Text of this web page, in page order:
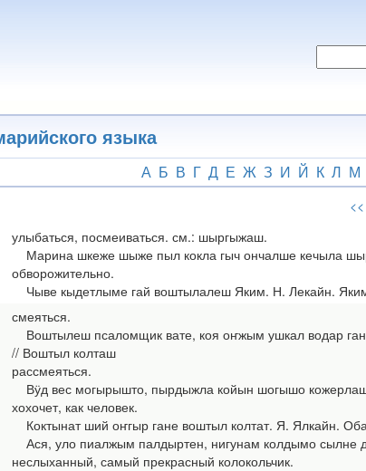
языка
А Б В Г Д Е Ж З И Й К Л М
<<
улыбаться, посмеиваться. см.: шыргыжаш.
Марина шкеже шыже пыл кокла гыч ончалше кечыла
обворожительно.
Чыве кыдетлыме гай воштылалеш Яким. Н. Лекайн. Яким
смеяться.
Воштылеш псаломщик вате, коя оҥжым ушкал водар
// Воштыл колташ
рассмеяться.
Вӱд вес могырышто, пырдыжла койын шогышо
хохочет, как человек.
Коктынат ший оҥгыр гане воштыл колтат. Я. Ялкайн.
Ася, уло пиалжым палдыртен, нигунам колдымо сылне
неслыханный, самый прекрасный колокольчик.